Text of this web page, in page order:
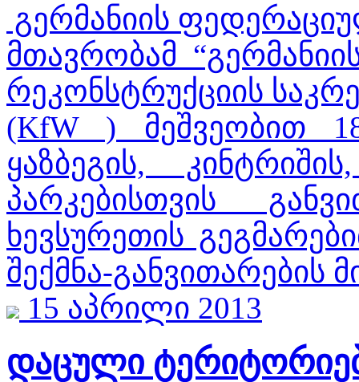
გერმანიის
მთავრობამ
რეკონსტრუქციის
(KfW ) მეშვეობით
ყაზბეგის,
პარკებისთვის
ხევსურეთის
შექმნა-განვითარების
15 აპრილი 2013
დაცული